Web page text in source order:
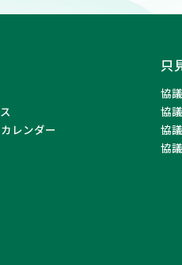
レンダー
只
協
協
協
協